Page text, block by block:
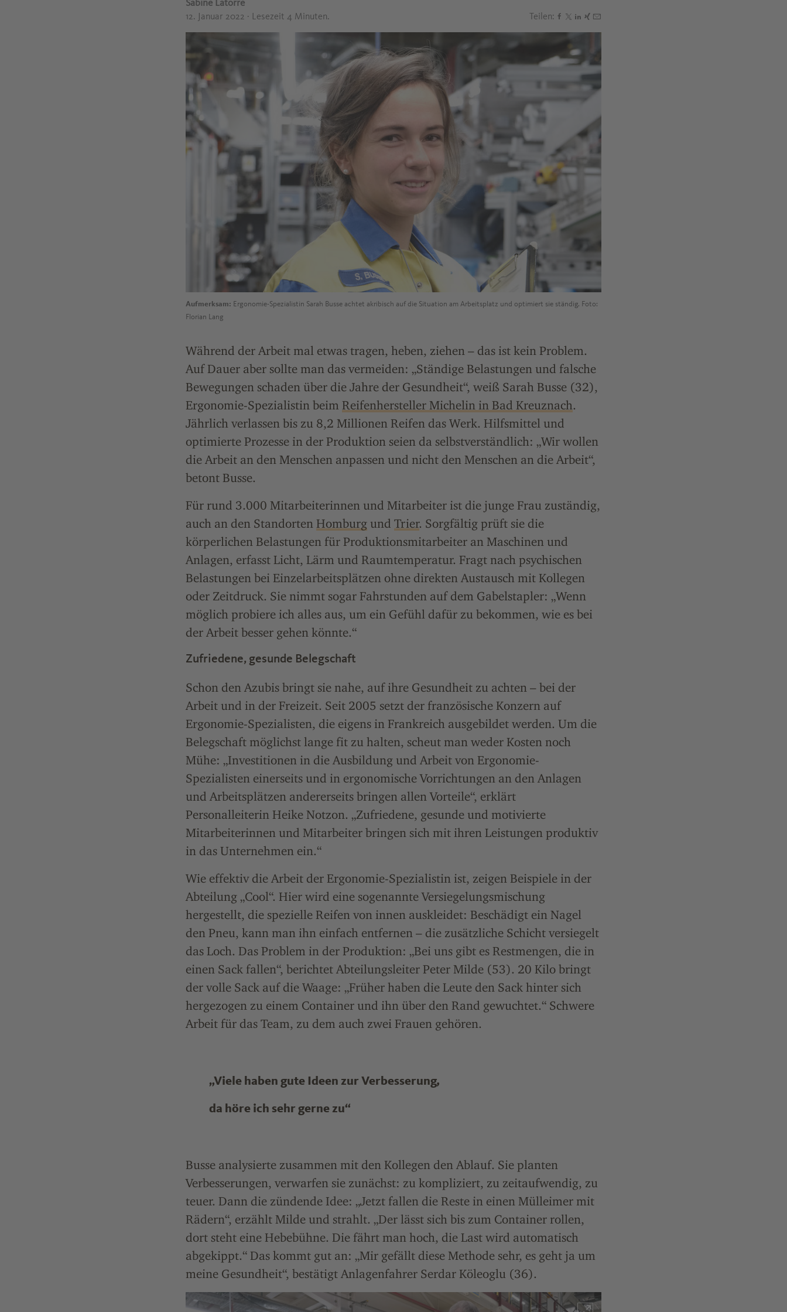
Sabine Latorre
12. Januar 2022 · Lesezeit 4 Minuten. Teilen: Den Beitrag "Ergonomie: Die Arbeit an den Menschen
Den Beitrag "Ergonomie: Die Arbeit an den
Den Beitrag "Ergonomie: Die Arbeit an den
Den Beitrag "Ergonomie: Die Arbeit an den
Den Beitrag "Ergonomie: Die Arbeit an den
Aufmerksam: Ergonomie-Spezialistin Sarah Busse achtet akribisch auf die Situation am Arbeitsplatz und optimiert sie ständig. Foto:
Florian Lang
Während der Arbeit mal etwas tragen, heben, ziehen – das ist kein Problem.
Auf Dauer aber sollte man das vermeiden: „Ständige Belastungen und falsche
Bewegungen schaden über die Jahre der Gesundheit“, weiß Sarah Busse (32),
Ergonomie-Spezialistin beim Reifenhersteller Michelin in Bad Kreuznach.
Jährlich verlassen bis zu 8,2 Millionen Reifen das Werk. Hilfsmittel und
optimierte Prozesse in der Produktion seien da selbstverständlich: „Wir wollen
die Arbeit an den Menschen anpassen und nicht den Menschen an die Arbeit“,
betont Busse.
Für rund 3.000 Mitarbeiterinnen und Mitarbeiter ist die junge Frau zuständig,
auch an den Standorten Homburgund Trier. Sorgfältig prüft sie die
körperlichen Belastungen für Produktionsmitarbeiter an Maschinen und
Anlagen, erfasst Licht, Lärm und Raumtemperatur. Fragt nach psychischen
Belastungen bei Einzelarbeitsplätzen ohne direkten Austausch mit Kollegen
oder Zeitdruck. Sie nimmt sogar Fahrstunden auf dem Gabelstapler: „Wenn
möglich probiere ich alles aus, um ein Gefühl dafür zu bekommen, wie es bei
der Arbeit besser gehen könnte.“
Zufriedene, gesunde Belegschaft
Schon den Azubis bringt sie nahe, auf ihre Gesundheit zu achten – bei der
Arbeit und in der Freizeit. Seit 2005 setzt der französische Konzern auf
Ergonomie-Spezialisten, die eigens in Frankreich ausgebildet werden. Um die
Belegschaft möglichst lange fit zu halten, scheut man weder Kosten noch
Mühe: „Investitionen in die Ausbildung und Arbeit von Ergonomie-
Spezialisten einerseits und in ergonomische Vorrichtungen an den Anlagen
und Arbeitsplätzen andererseits bringen allen Vorteile“, erklärt
Personalleiterin Heike Notzon. „Zufriedene, gesunde und motivierte
Mitarbeiterinnen und Mitarbeiter bringen sich mit ihren Leistungen produktiv
in das Unternehmen ein.“
Wie effektiv die Arbeit der Ergonomie-Spezialistin ist, zeigen Beispiele in der
Abteilung „Cool“. Hier wird eine sogenannte Versiegelungsmischung
hergestellt, die spezielle Reifen von innen auskleidet: Beschädigt ein Nagel
den Pneu, kann man ihn einfach entfernen – die zusätzliche Schicht versiegelt
das Loch. Das Problem in der Produktion: „Bei uns gibt es Restmengen, die in
einen Sack fallen“, berichtet Abteilungsleiter Peter Milde (53). 20 Kilo bringt
der volle Sack auf die Waage: „Früher haben die Leute den Sack hinter sich
hergezogen zu einem Container und ihn über den Rand gewuchtet.“ Schwere
Arbeit für das Team, zu dem auch zwei Frauen gehören.
„Viele haben gute Ideen zur Verbesserung,
da höre ich sehr gerne zu“
Busse analysierte zusammen mit den Kollegen den Ablauf. Sie planten
Verbesserungen, verwarfen sie zunächst: zu kompliziert, zu zeitaufwendig, zu
teuer. Dann die zündende Idee: „Jetzt fallen die Reste in einen Mülleimer mit
Rädern“, erzählt Milde und strahlt. „Der lässt sich bis zum Container rollen,
dort steht eine Hebebühne. Die fährt man hoch, die Last wird automatisch
abgekippt.“ Das kommt gut an: „Mir gefällt diese Methode sehr, es geht ja um
meine Gesundheit“, bestätigt Anlagenfahrer Serdar Köleoglu (36).